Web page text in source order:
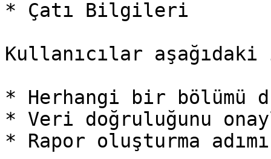
* Çatı Bilgileri
Kullanıcılar
* Herhangi bir bölümü
* Veri doğruluğunu
* Rapor oluşturma